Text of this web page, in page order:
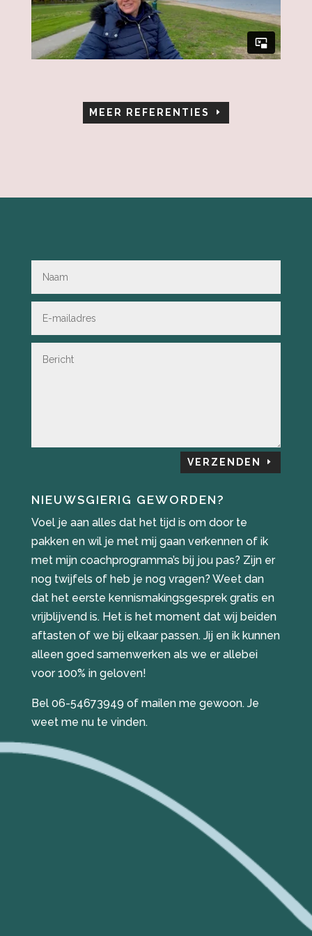
MEER REFERENTIES
VERZENDEN
NIEUWSGIERIG GEWORDEN?
Voel je aan alles dat het tijd is om door te
pakken en wil je met mij gaan verkennen of ik
met mijn coachprogramma’s bij jou pas? Zijn er
nog twijfels of heb je nog vragen? Weet dan
dat het eerste kennismakingsgesprek gratis en
vrijblijvend is. Het is het moment dat wij beiden
aftasten of we bij elkaar passen. Jij en ik kunnen
alleen goed samenwerken als we er allebei
voor 100% in geloven!
Bel 06-54673949 of mailen me gewoon. Je
weet me nu te vinden.